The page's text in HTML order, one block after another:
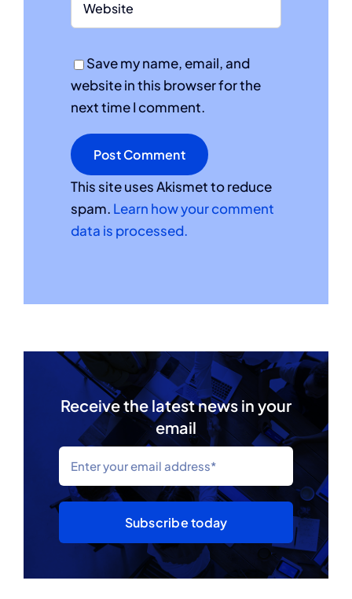
Save my name, email, and
website in this browser for the
next time I comment.
This site uses Akismet to reduce
spam. Learn how your comment
data is processed.
Receive the latest news in your
email
Subscribe today